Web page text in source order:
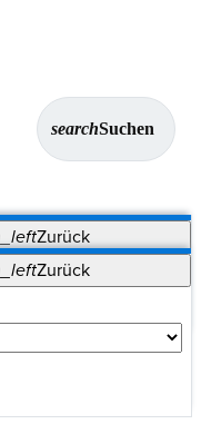
searchSuchen
Zurück
Patient
Bildgebung und -Resektion
Zurück